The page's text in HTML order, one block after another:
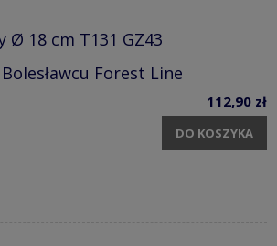
Ø 18 cm T131 GZ43
Forest Line
112,90 zł
DO KOSZYKA